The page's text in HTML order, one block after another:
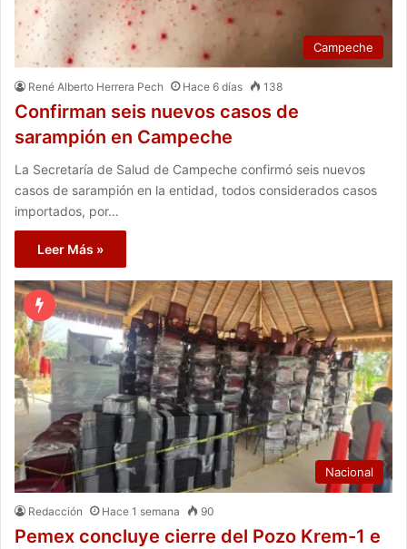
Campeche
René Alberto Herrera Pech Hace 6 días 138
Confirman seis nuevos casos de
sarampión en Campeche
La Secretaría de Salud de Campeche confirmó seis nuevos
casos de sarampión en la entidad, todos considerados casos
importados, por…
Leer Más »
Nacional
Redacción Hace 1 semana 90
Pemex concluye cierre del Pozo Krem-1 e